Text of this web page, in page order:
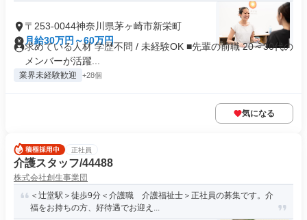
〒253-0044神奈川県茅ヶ崎市新栄町
月給30万円～60万円
求めている人材 学歴不問 / 未経験OK ■先輩の前職 20～30代の
メンバーが活躍...
業界未経験歓迎 +28個
気になる
正社員
介護スタッフ/44488
株式会社創生事業団
＜辻堂駅＞徒歩9分＜介護職 介護福祉士＞正社員の募集です。介
福をお持ちの方、好待遇でお迎え...